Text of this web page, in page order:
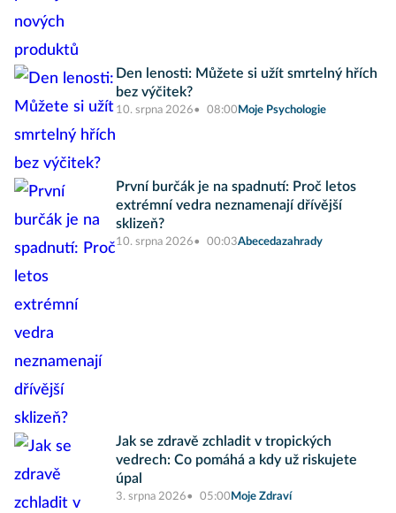
Den lenosti: Můžete si užít smrtelný hřích
bez výčitek?
10. srpna 2026 08:00 Moje Psychologie
První burčák je na spadnutí: Proč letos
extrémní vedra neznamenají dřívější
sklizeň?
10. srpna 2026 00:03Abecedazahrady
Jak se zdravě zchladit v tropických
vedrech: Co pomáhá a kdy už riskujete
úpal
3. srpna 2026 05:00 Moje Zdraví